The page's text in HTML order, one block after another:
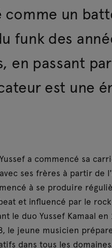
un
funk des
en passant
est une
a commencé sa
ses frères à partir de
à se produire
et influencé par le
le duo Yussef Kamaal
le jeune musicien
dans tous les